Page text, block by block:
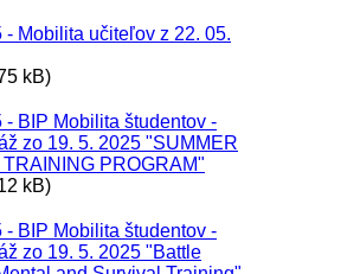
- Mobilita učiteľov z 22. 05.
kB)
- BIP Mobilita študentov -
zo 19. 5. 2025 "SUMMER
TRAINING PROGRAM"
kB)
- BIP Mobilita študentov -
zo 19. 5. 2025 "Battle